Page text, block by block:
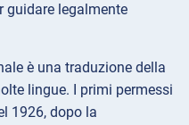
guidare legalmente
è una traduzione della
lingue. I primi permessi
1926, dopo la